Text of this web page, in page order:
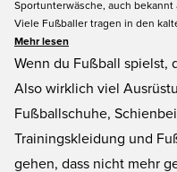
Sportunterwäsche, auch
Viele Fußballer tragen in den
leichtgemacht, wenn du
unserem Kinder Baselayer Sale
dir nicht entgehen lassen.
Mehr lesen
Wenn du Fußball spielst,
Also wirklich viel
Fußballschuhe,
Trainingskleidung und
gehen, dass nicht mehr